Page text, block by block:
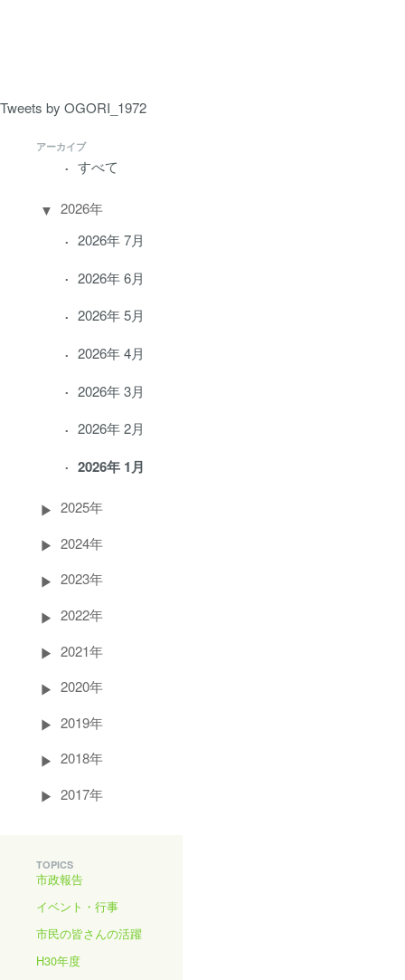
Tweets by OGORI_1972
アーカイブ
すべて
2026年
2026年 7月
2026年 6月
2026年 5月
2026年 4月
2026年 3月
2026年 2月
2026年 1月
2025年
2024年
2023年
2022年
2021年
2020年
2019年
2018年
2017年
TOPICS
市政報告
イベント・行事
市民の皆さんの活躍
H30年度